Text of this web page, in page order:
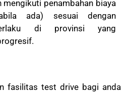
penambahan biaya
ada) sesuai dengan
di provinsi yang
fasilitas test drive bagi anda